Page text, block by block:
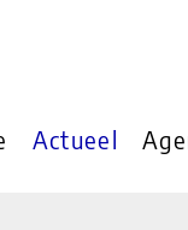
Actueel